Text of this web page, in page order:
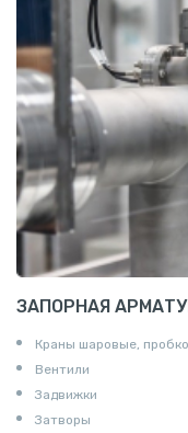
Т профиль
Пруток квадратный
Полоса алюминиевая
Пруток шестигранный
ЗАПОРНАЯ
Краны шаровые,
Вентили
Задвижки
Затворы